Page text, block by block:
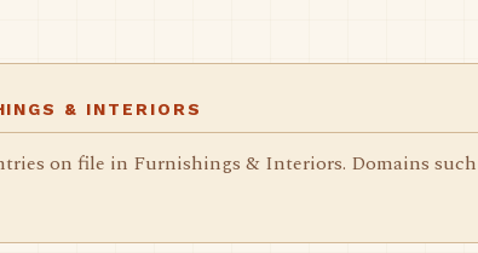
& INTERIORS
on file in Furnishings & Interiors. Domains